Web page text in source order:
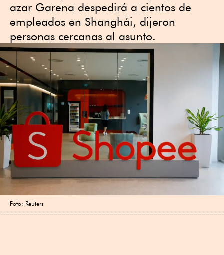
azar Garena despedirá a cientos de
empleados en Shanghái, dijeron
personas cercanas al asunto.
Foto: Reuters